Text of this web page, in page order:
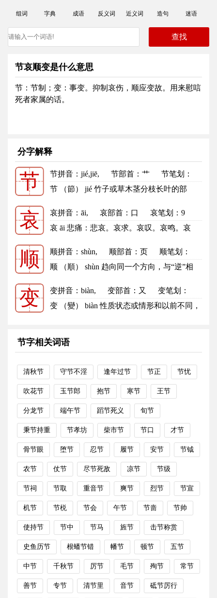
组词 字典 成语 反义词 近义词 造句 迷语
节哀顺变是什么意思
节：节制；变：事变。抑制哀伤，顺应变故。用来慰唁
死者家属的话。
分字解释
节 节拼音 ：jié,jiē, 节部首 ：艹
节笔划：
5
节的笔顺
节 （節） jié 竹子或草木茎分枝长叶的部
哀 哀拼音 ：āi, 哀部首 ：口
哀笔划：9
哀的笔顺
哀 āi 悲痛：悲哀。哀求。哀叹。哀鸣。哀
顺 顺拼音 ：shùn, 顺部首 ：页
顺笔划：
9
顺的笔顺
顺 （順） shùn 趋向同一个方向，与“逆”相
变 变拼音 ：biàn, 变部首 ：又
变笔划：
8
变的笔顺
变 （變） biàn 性质状态或情形和以前不同，
节字相关词语
清秋节 守节不淫 逢年过节 节正 节忧
吹花节 玉节郎 抱节 寒节 王节
分龙节 端午节 蹈节死义 旬节
秉节持重 节孝坊 柴市节 节口 才节
骨节眼 堕节 忍节 履节 安节 节钺
农节 仗节 尽节死敌 凉节 节级
节祠 节取 重音节 爽节 烈节 节宣
机节 节棁 节会 午节 节啬 节帅
使持节 节中 节马 旌节 击节称赏
史鱼历节 根蟠节错 幡节 顿节 五节
中节 千秋节 厉节 毛节 殉节 常节
善节 专节 清节里 音节 砥节厉行